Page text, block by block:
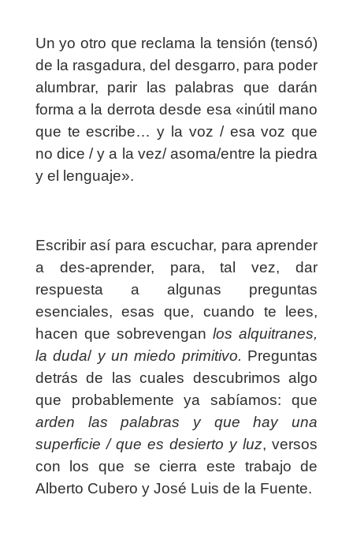
Un yo otro que reclama la tensión (tensó)
de la rasgadura, del desgarro, para poder
alumbrar, parir las palabras que darán
forma a la derrota desde esa «inútil mano
que te escribe… y la voz / esa voz que
no dice / y a la vez/ asoma/entre la piedra
y el lenguaje».
Escribir así para escuchar, para aprender
a des-aprender, para, tal vez, dar
respuesta a algunas preguntas
esenciales, esas que, cuando te lees,
hacen que sobrevengan los alquitranes,
la duda/ y un miedo primitivo. Preguntas
detrás de las cuales descubrimos algo
que probablemente ya sabíamos: que
arden las palabras y que hay una
superficie / que es desierto y luz, versos
con los que se cierra este trabajo de
Alberto Cubero y José Luis de la Fuente.